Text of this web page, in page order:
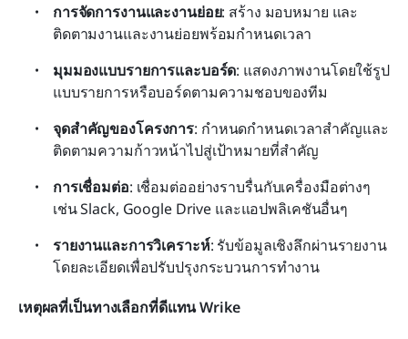
การจัดการงานและงานย่อย: สร้าง มอบหมาย และ
ติดตามงานและงานย่อยพร้อมกำหนดเวลา
มุมมองแบบรายการและบอร์ด: แสดงภาพงานโดยใช้รูป
แบบรายการหรือบอร์ดตามความชอบของทีม
จุดสำคัญของโครงการ: กำหนดกำหนดเวลาสำคัญและ
ติดตามความก้าวหน้าไปสู่เป้าหมายที่สำคัญ
การเชื่อมต่อ: เชื่อมต่ออย่างราบรื่นกับเครื่องมือต่างๆ
เช่น Slack, Google Drive และแอปพลิเคชันอื่นๆ
รายงานและการวิเคราะห์: รับข้อมูลเชิงลึกผ่านรายงาน
โดยละเอียดเพื่อปรับปรุงกระบวนการทำงาน
เหตุผลที่เป็นทางเลือกที่ดีแทน Wrike